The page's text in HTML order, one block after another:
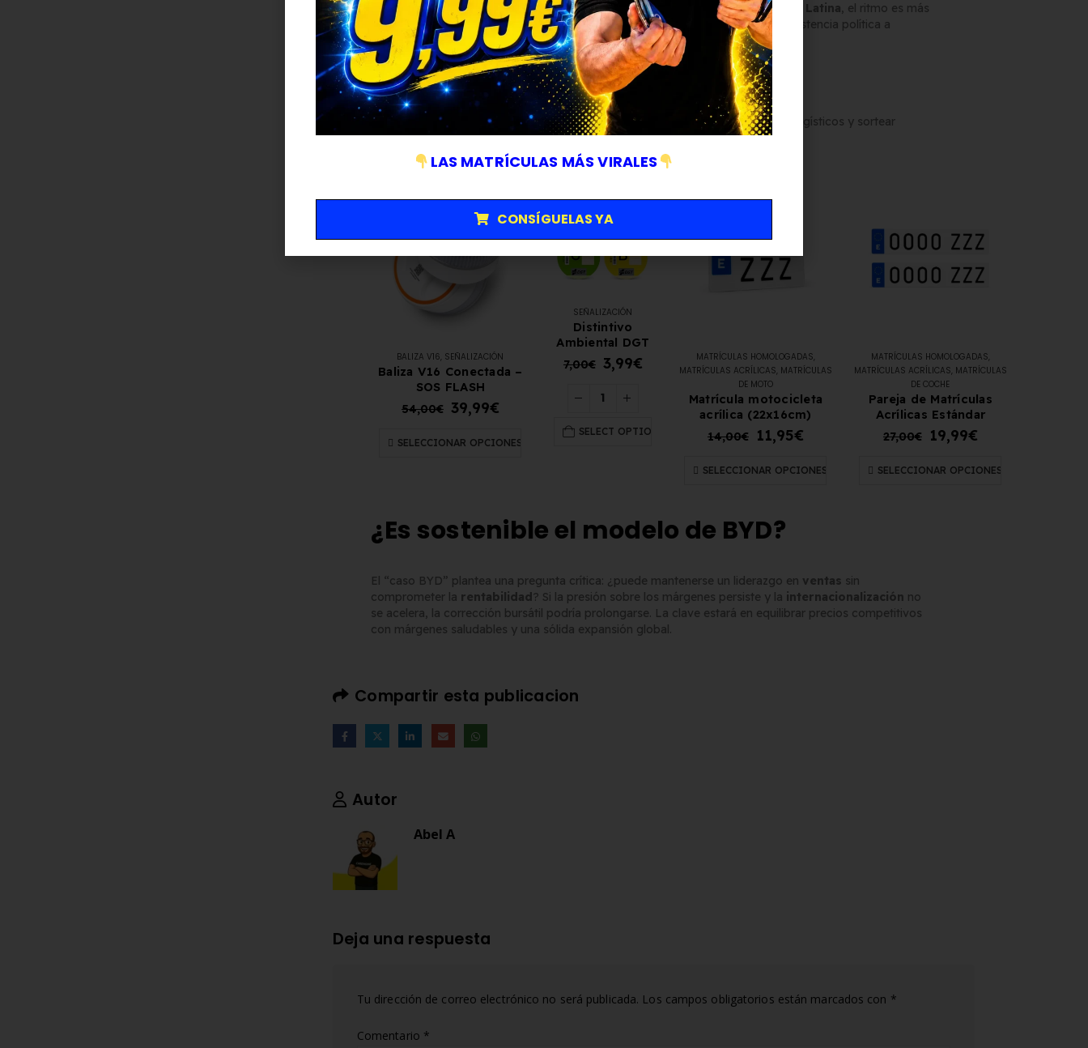
Aunque BYD ha comenzado a comercializar sus modelos en EuropayAmérica Latina, el ritmo es más
lento de lo previsto. Factores comobarreras regulatorias arancelesy la resistencia política a
fabricantes chinos están retrasando su asentamiento.
BYD confía en acelerar su crecimiento con nuevas plantas fuera de China:
Brasil: fábrica inaugurada en julio de 2025.
Europa: planta prevista antes de finalizar 2025, clave para reducir costes logísticos y sortear
aranceles.
BALIZA V16, SEÑALIZACIÓN
Baliza V16 Conectada –
SOS FLASH
54,00€ 39,99€
SELECCIONAR OPCIONES
SEÑALIZACIÓN
Distintivo
Ambiental DGT
7,00€ 3,99€
SELECT OPTION
MATRÍCULAS HOMOLOGADAS,
MATRÍCULAS ACRÍLICAS, MATRÍCULAS
DE MOTO
Matrícula motocicleta
acrílica (22x16cm)
14,00€ 11,95€
SELECCIONAR OPCIONES
MATRÍCULAS HOMOLOGADAS,
MATRÍCULAS ACRÍLICAS, MATRÍCULAS
DE COCHE
Pareja de Matrículas
Acrílicas Estándar
27,00€ 19,99€
SELECCIONAR OPCIONES
¿Es sostenible el modelo de BYD?
El “caso BYD” plantea una pregunta crítica: ¿puede mantenerse un liderazgo en ventas sin
comprometer la rentabilidad? Si la presión sobre los márgenes persiste y la internacionalización no
se acelera, la corrección bursátil podría prolongarse. La clave estará en equilibrar precios competitivos
con márgenes saludables y una sólida expansión global.
Compartir esta publicacion
Autor
Abel A
Deja una respuesta
Tu dirección de correo electrónico no será publicada. Los campos obligatorios están marcados con *
Comentario *
LAS MATRÍCULAS MÁS VIRALES
CONSÍGUELAS YA